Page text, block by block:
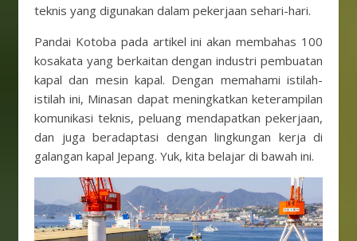
teknis yang digunakan dalam pekerjaan sehari-hari.
Pandai Kotoba pada artikel ini akan membahas 100
kosakata yang berkaitan dengan industri pembuatan
kapal dan mesin kapal. Dengan memahami istilah-
istilah ini, Minasan dapat meningkatkan keterampilan
komunikasi teknis, peluang mendapatkan pekerjaan,
dan juga beradaptasi dengan lingkungan kerja di
galangan kapal Jepang. Yuk, kita belajar di bawah ini.